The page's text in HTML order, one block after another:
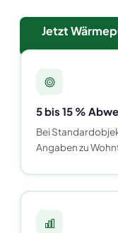
Jetzt
5 bis 15 %
Bei
Angaben zu